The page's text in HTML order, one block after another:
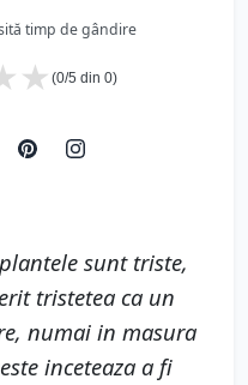
timp de gândire
★ (0/5 din 0)
sunt triste,
tristetea ca un
numai in masura
inceteaza a fi